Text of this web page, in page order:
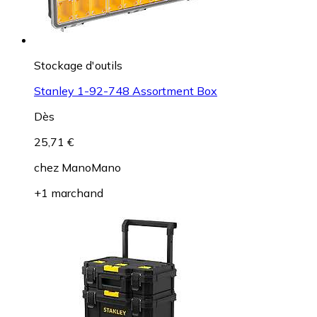
Stockage d'outils
Stanley 1-92-748 Assortment Box
Dès
25,71 €
chez ManoMano
+1 marchand